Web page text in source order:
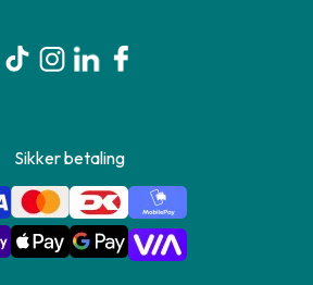
Sikker betaling